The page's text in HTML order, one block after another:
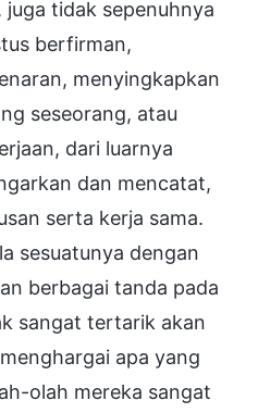
tidak sepenuhnya
berfirman,
menyingkapkan
seseorang, atau
dari luarnya
dan mencatat,
serta kerja sama.
sesuatunya dengan
berbagai tanda pada
sangat tertarik akan
apa yang
olah mereka sangat